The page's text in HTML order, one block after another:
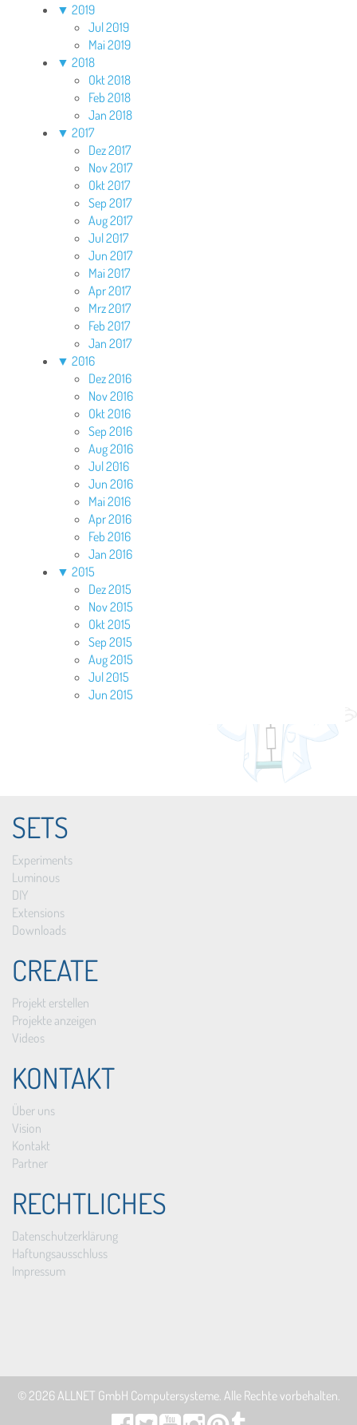
▼ 2019
Jul 2019
Mai 2019
▼ 2018
Okt 2018
Feb 2018
Jan 2018
▼ 2017
Dez 2017
Nov 2017
Okt 2017
Sep 2017
Aug 2017
Jul 2017
Jun 2017
Mai 2017
Apr 2017
Mrz 2017
Feb 2017
Jan 2017
▼ 2016
Dez 2016
Nov 2016
Okt 2016
Sep 2016
Aug 2016
Jul 2016
Jun 2016
Mai 2016
Apr 2016
Feb 2016
Jan 2016
▼ 2015
Dez 2015
Nov 2015
Okt 2015
Sep 2015
Aug 2015
Jul 2015
Jun 2015
SETS
Experiments
Luminous
DIY
Extensions
Downloads
CREATE
Projekt erstellen
Projekte anzeigen
Videos
KONTAKT
Über uns
Vision
Kontakt
Partner
RECHTLICHES
Datenschutzerklärung
Haftungsausschluss
Impressum
© 2026ALLNET GmbH Computersysteme. Alle Rechte vorbehalten.